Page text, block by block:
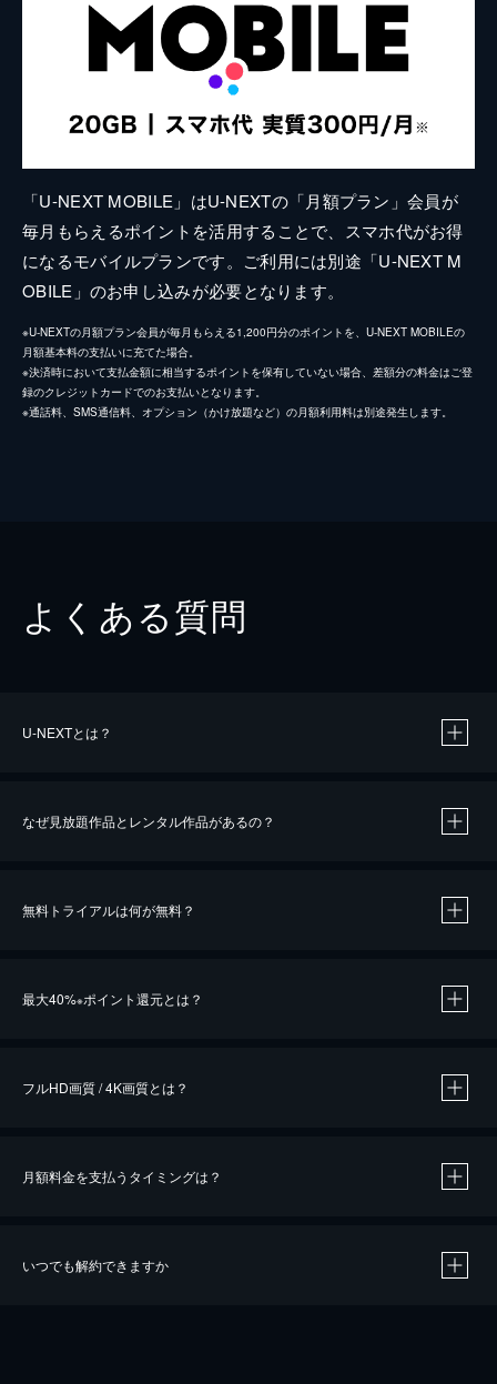
「U-NEXT MOBILE」はU-NEXTの「月額プラン」会員が
毎月もらえるポイントを活用することで、スマホ代がお得
になるモバイルプランです。ご利用には別途「U-NEXT M
OBILE」のお申し込みが必要となります。
※U-NEXTの月額プラン会員が毎月もらえる1,200円分のポイントを、U-NEXT MOBILEの
月額基本料の支払いに充てた場合。
※決済時において支払金額に相当するポイントを保有していない場合、差額分の料金はご登
録のクレジットカードでのお支払いとなります。
※通話料、SMS通信料、オプション（かけ放題など）の月額利用料は別途発生します。
よくある質問
U-NEXTとは？
なぜ見放題作品とレンタル作品があるの？
無料トライアルは何が無料？
最大40%※ポイント還元とは？
※40％ポイント還元の対象は、クレジットカード決済による作品の購入 / レンタルです。
iOSアプリのUコイン決済による作品の購入 / レンタルは、20％のポイント還元です。
フルHD画質 / 4K画質とは？
月額料金を支払うタイミングは？
いつでも解約できますか